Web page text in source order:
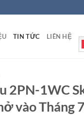
TIN TỨC LIÊN HỆ
2PN-1WC
vào Tháng